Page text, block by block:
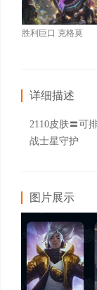
胜利巨口 克格莫
详细描述
2110皮肤〓可
战士星守护
图片展示